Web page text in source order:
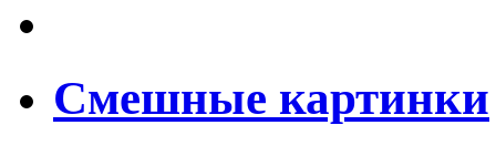
Смешные картинки